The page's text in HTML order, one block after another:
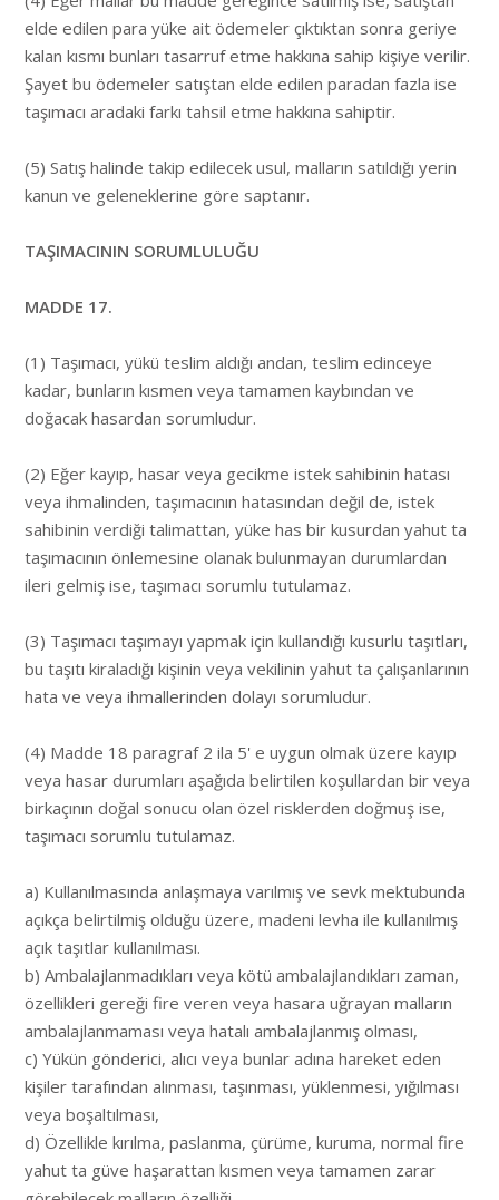
elde edilen para yüke ait ödemeler çıktıktan sonra geriye
kalan kısmı bunları tasarruf etme hakkına sahip kişiye verilir.
Şayet bu ödemeler satıştan elde edilen paradan fazla ise
taşımacı aradaki farkı tahsil etme hakkına sahiptir.
(5) Satış halinde takip edilecek usul, malların satıldığı yerin
kanun ve geleneklerine göre saptanır.
TAŞIMACININ SORUMLULUĞU
MADDE 17.
(1) Taşımacı, yükü teslim aldığı andan, teslim edinceye
kadar, bunların kısmen veya tamamen kaybından ve
doğacak hasardan sorumludur.
(2) Eğer kayıp, hasar veya gecikme istek sahibinin hatası
veya ihmalinden, taşımacının hatasından değil de, istek
sahibinin verdiği talimattan, yüke has bir kusurdan yahut ta
taşımacının önlemesine olanak bulunmayan durumlardan
ileri gelmiş ise, taşımacı sorumlu tutulamaz.
(3) Taşımacı taşımayı yapmak için kullandığı kusurlu taşıtları,
bu taşıtı kiraladığı kişinin veya vekilinin yahut ta çalışanlarının
hata ve veya ihmallerinden dolayı sorumludur.
(4) Madde 18 paragraf 2 ila 5' e uygun olmak üzere kayıp
veya hasar durumları aşağıda belirtilen koşullardan bir veya
birkaçının doğal sonucu olan özel risklerden doğmuş ise,
taşımacı sorumlu tutulamaz.
a) Kullanılmasında anlaşmaya varılmış ve sevk mektubunda
açıkça belirtilmiş olduğu üzere, madeni levha ile kullanılmış
açık taşıtlar kullanılması.
b) Ambalajlanmadıkları veya kötü ambalajlandıkları zaman,
özellikleri gereği fire veren veya hasara uğrayan malların
ambalajlanmaması veya hatalı ambalajlanmış olması,
c) Yükün gönderici, alıcı veya bunlar adına hareket eden
kişiler tarafından alınması, taşınması, yüklenmesi, yığılması
veya boşaltılması,
d) Özellikle kırılma, paslanma, çürüme, kuruma, normal fire
yahut ta güve haşarattan kısmen veya tamamen zarar